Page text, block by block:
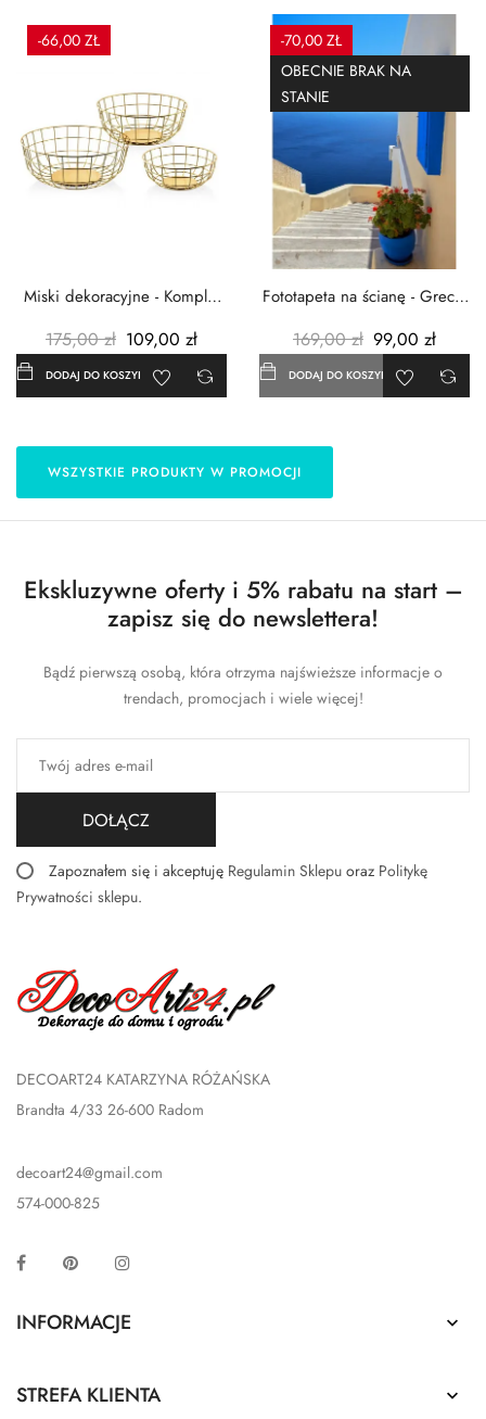
-66,00 ZŁ
Miski dekoracyjne - Komplet
175,00 zł 109,00 zł
DODAJ DO KOSZYKA
-70,00 ZŁ
OBECNIE BRAK NA
STANIE
Fototapeta na ścianę - Grecja
169,00 zł 99,00 zł
DODAJ DO KOSZYKA
WSZYSTKIE PRODUKTY W PROMOCJI
Ekskluzywne oferty i 5% rabatu na start –
zapisz się do newslettera!
Bądź pierwszą osobą, która otrzyma najświeższe informacje o
trendach, promocjach i wiele więcej!
DOŁĄCZ
Zapoznałem się i akceptuję Regulamin Sklepu oraz Politykę
Prywatności sklepu.
DECOART24 KATARZYNA RÓŻAŃSKA
Brandta 4/33 26-600 Radom
decoart24@gmail.com
574-000-825
Facebook Pinterest
INFORMACJE 
STREFA KLIENTA 